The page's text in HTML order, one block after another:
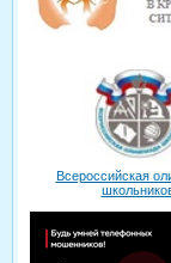
Всероссийская